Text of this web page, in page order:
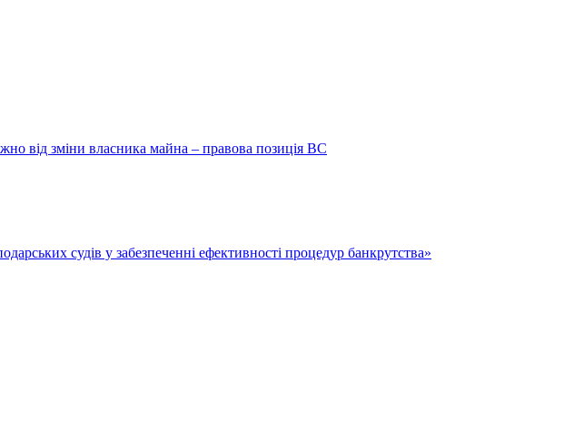
від зміни власника майна – правова позиція ВС
судів у забезпеченні ефективності процедур банкрутства»